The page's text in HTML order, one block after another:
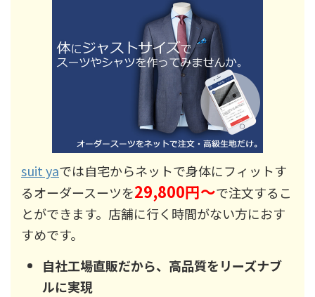
suit yaでは自宅からネットで身体にフィットす
るオーダースーツを29,800円～で注文するこ
とができます。店舗に行く時間がない方におす
すめです。
自社工場直販だから、高品質をリーズナブ
ルに実現